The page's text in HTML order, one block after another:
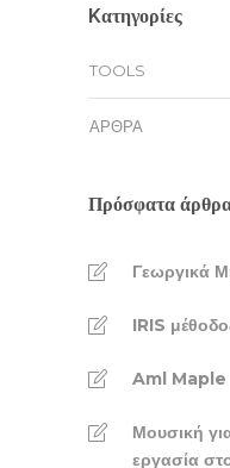
Kατηγορίες
TOOLS
ΆΡΘΡΑ
Πρόσφατα
Γεωργικά
IRIS
Aml Maple
Μουσική
εργασία